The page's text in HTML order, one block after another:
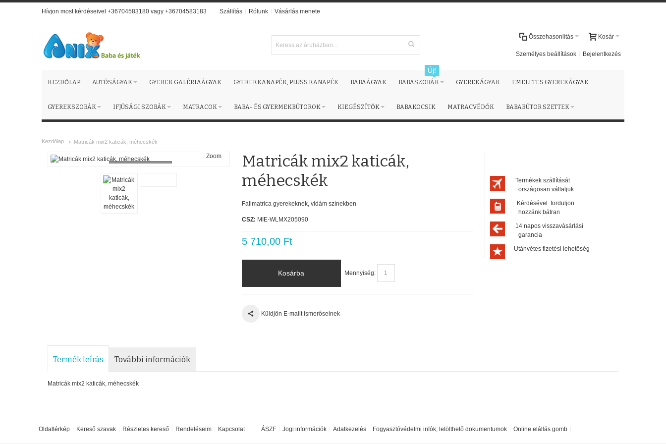
Hívjon most kérdéseivel +36704583180 vagy +36704583183 Szállítás Rólunk Vásárlás menete
Kosár
Összehasonlítás
Személyes beállítások Bejelentkezés
KEZDŐLAP AUTÓSÁGYAK GYEREK GALÉRIAÁGYAK GYEREKKANAPÉK, PLÜSS KANAPÉK BABAÁGYAK BABASZOBÁK
Új!
GYEREKÁGYAK EMELETES GYEREKÁGYAK
GYEREKSZOBÁK IFJÚSÁGI SZOBÁK MATRACOK BABA- ÉS GYERMEKBÚTOROK KIEGÉSZÍTŐK BABAKOCSIK MATRACVÉDŐK BABABÚTOR SZETTEK
Kezdőlap Matricák mix2 katicák, méhecskék
Zoom
Matricák mix2 katicák,
méhecskék
Falimatrica gyerekeknek, vidám színekben
CSZ: MIE-WLMX205090
5 710,00 Ft
Mennyiség:
Kosárba
Küldjön E-mailt ismerőseinek
Termékek szállítását
országosan vállaljuk
Kérdésével forduljon
hozzánk bátran
14 napos visszavásárlási
garancia
Utánvétes fizetési lehetőség
Termék leírás További információk
Matricák mix2 katicák, méhecskék
Oldaltérkép Kereső szavak Részletes kereső Rendeléseim Kapcsolat ÁSZF Jogi információk Adatkezelés Fogyasztóvédelmi infók, letölthető dokumentumok Online elállás gomb